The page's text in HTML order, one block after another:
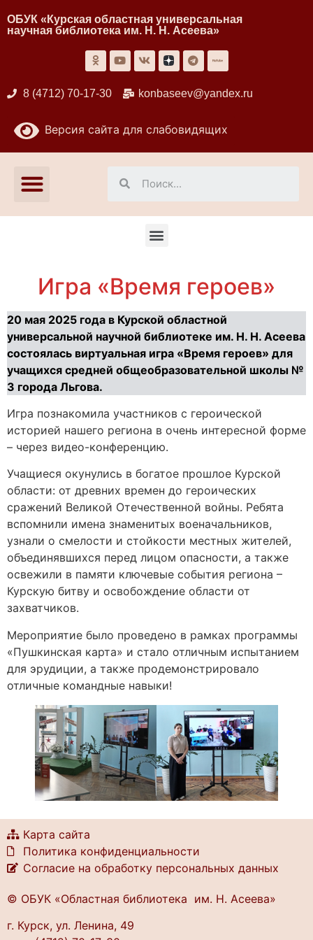
ОБУК «Курская областная универсальная
научная библиотека им. Н. Н. Асеева»
8 (4712) 70-17-30 konbaseev@yandex.ru
Версия сайта для слабовидящих
Игра «Время героев»
20 мая 2025 года в Курской областной
универсальной научной библиотеке им. Н. Н. Асеева
состоялась виртуальная игра «Время героев» для
учащихся средней общеобразовательной школы №
3 города Льгова.
Игра познакомила участников с героической
историей нашего региона в очень интересной форме
– через видео-конференцию.
Учащиеся окунулись в богатое прошлое Курской
области: от древних времен до героических
сражений Великой Отечественной войны. Ребята
вспомнили имена знаменитых военачальников,
узнали о смелости и стойкости местных жителей,
объединявшихся перед лицом опасности, а также
освежили в памяти ключевые события региона –
Курскую битву и освобождение области от
захватчиков.
Мероприятие было проведено в рамках программы
«Пушкинская карта» и стало отличным испытанием
для эрудиции, а также продемонстрировало
отличные командные навыки!
Карта сайта
Политика конфиденциальности
Согласие на обработку персональных данных
© ОБУК «Областная библиотека им. Н. Асеева»
г. Курск, ул. Ленина, 49